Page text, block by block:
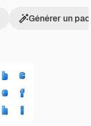
Générer un